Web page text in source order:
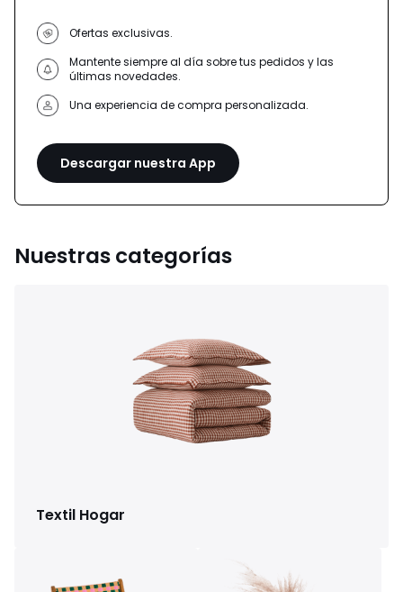
Ofertas exclusivas.
Mantente siempre al día sobre tus pedidos y las
últimas novedades.
Una experiencia de compra personalizada.
Descargar nuestra App
Nuestras categorías
Textil Hogar